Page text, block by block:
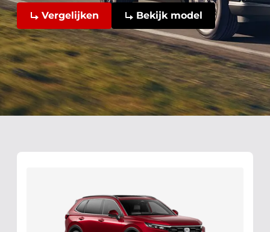
Vergelijken Bekijk model